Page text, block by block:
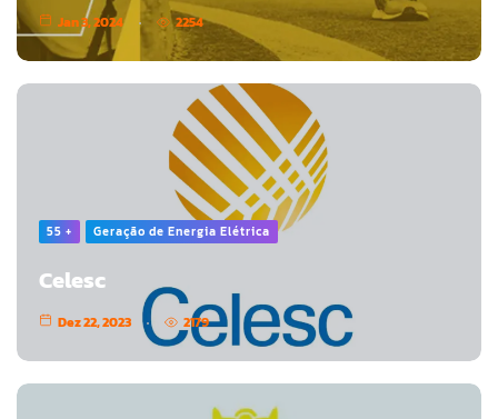
Jan 3, 2024 2254
55 + Geração de Energia Elétrica
Celesc
Dez 22, 2023 2179